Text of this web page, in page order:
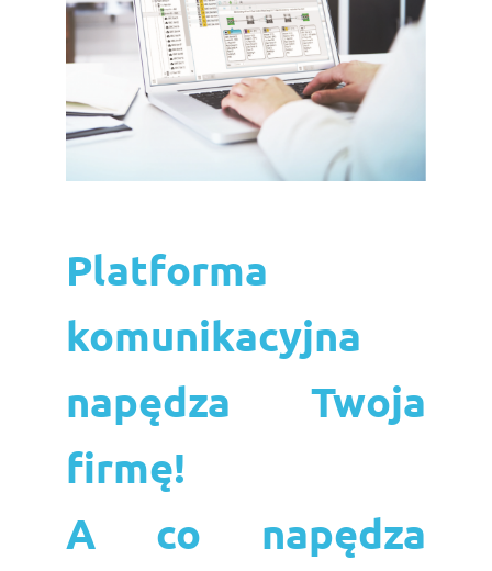
Platforma
komunikacyjna
napędza Twoja
firmę!
A co napędza